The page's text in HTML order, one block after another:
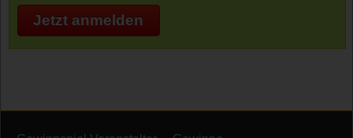
Jetzt anmelden